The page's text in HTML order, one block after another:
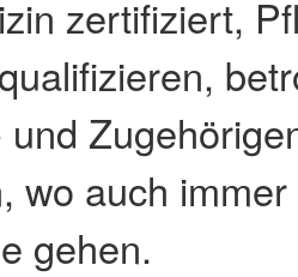
zertifiziert,
wo auch
gehen.